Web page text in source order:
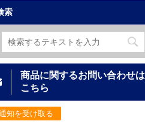
索
商品に関するお問い合わせは
こちら
知を受け取る